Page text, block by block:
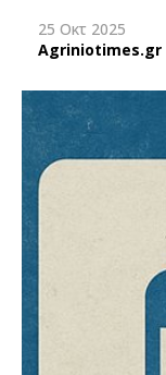
25 Οκτ 2025
Agriniotimes.gr